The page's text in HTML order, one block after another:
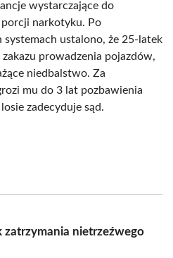
wystarczające do
narkotyku. Po
ustalono, że 25-latek
zakazu prowadzenia pojazdów,
niedbalstwo. Za
mu do 3 lat pozbawienia
zadecyduje sąd.
zatrzymania nietrzeźwego